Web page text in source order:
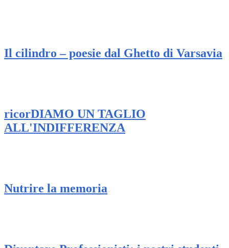
Il cilindro – poesie dal Ghetto di Varsavia
ricorDIAMO UN TAGLIO
ALL'INDIFFERENZA
Nutrire la memoria